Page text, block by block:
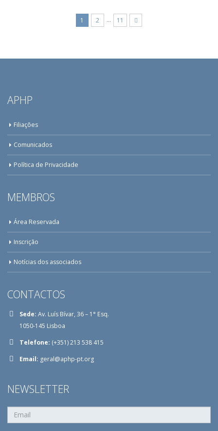
1 2 … 11
APHP
Filiações
Comunicados
Política de Privacidade
MEMBROS
Área Reservada
Inscrição
Notícias dos associados
CONTACTOS
Sede: Av. Luís Bívar, 36 – 1° Esq.
1050-145 Lisboa
Telefone: (+351) 213 538 415
Email: geral@aphp-pt.org
NEWSLETTER